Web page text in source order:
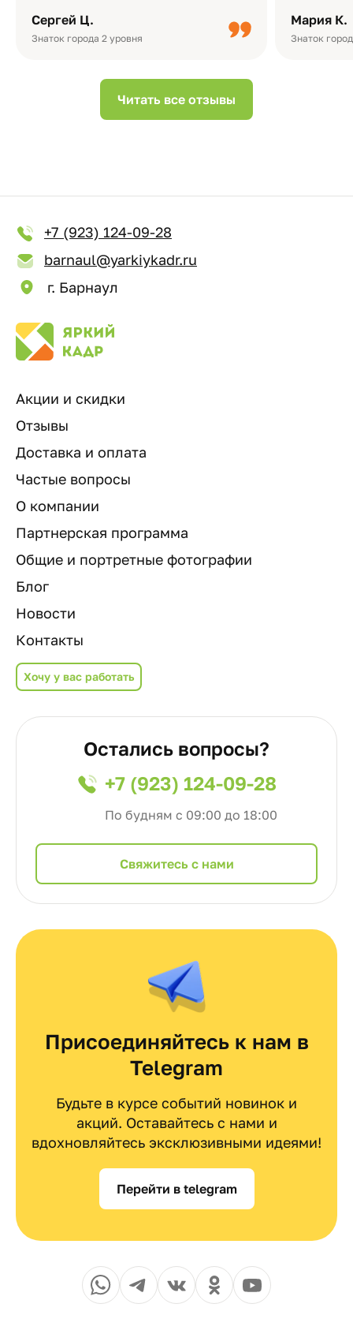
Сергей Ц.
Знаток города 2 уровня
Мария К.
Знаток
видео с
Читать все отзывы
+7 (923) 124-09-28
barnaul@yarkiykadr.ru
г. Барнаул
Акции и скидки
Отзывы
Доставка и оплата
Частые вопросы
О компании
Партнерская программа
Общие и портретные фотографии
Блог
Новости
Контакты
Хочу у вас работать
Остались вопросы?
+7 (923) 124-09-28
По будням с 09:00 до 18:00
Cвяжитесь с нами
Присоединяйтесь к нам в
Telegram
Будьте в курсе событий новинок и
акций. Оставайтесь с нами и
вдохновляйтесь эксклюзивными идеями!
Перейти в telegram